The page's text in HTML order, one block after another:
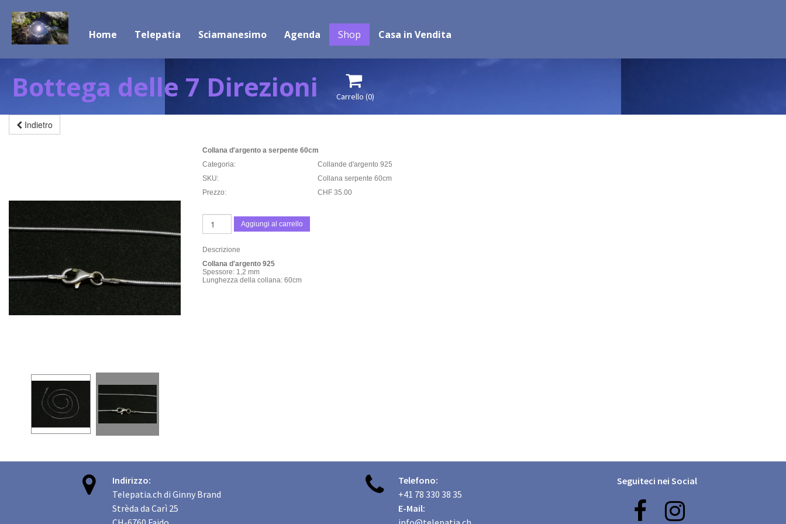
Home Telepatia Sciamanesimo Agenda Shop Casa in Vendita
Bottega delle 7 Direzioni 
Carrello (0)
Indietro
Collana d'argento a serpente 60cm
Categoria:
Collande d'argento 925
SKU:
Collana serpente 60cm
Prezzo:
CHF 35.00
Aggiungi al carrello
Descrizione
Collana d'argento 925
Spessore: 1,2 mm
Lunghezza della collana: 60cm

Indirizzo:
Telepatia.ch di Ginny Brand
Strèda da Carì 25

Telefono:
+41 78 330 38 35
E-Mail:
Seguiteci nei Social
 